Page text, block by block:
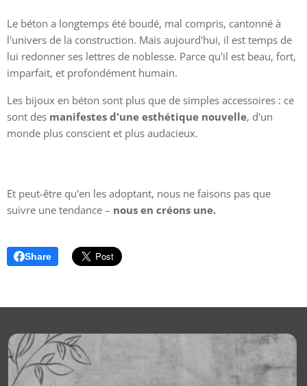
Le béton a longtemps été boudé, mal compris, cantonné à
l'univers de la construction. Mais aujourd'hui, il est temps de
lui redonner ses lettres de noblesse. Parce qu'il est beau, fort,
imparfait, et profondément humain.
Les bijoux en béton sont plus que de simples accessoires : ce
sont des manifestes d'une esthétique nouvelle, d'un
monde plus conscient et plus audacieux.
Et peut-être qu'en les adoptant, nous ne faisons pas que
suivre une tendance – nous en créons une.
Share